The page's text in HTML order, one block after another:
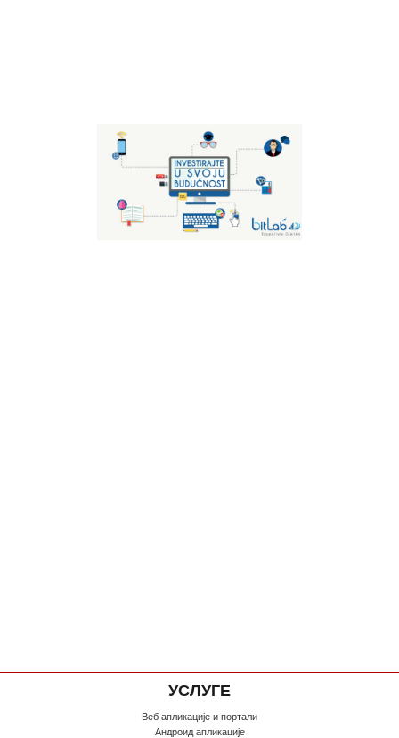
УСЛУГЕ
Веб апликације и портали
Андроид апликације